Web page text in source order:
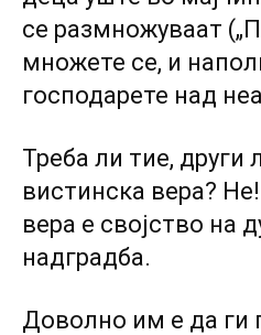
се размножуваат
множете се, и
господарете над
Треба ли тие, други
вистинска вера?
вера е својство на
надградба.
Доволно им е да ги